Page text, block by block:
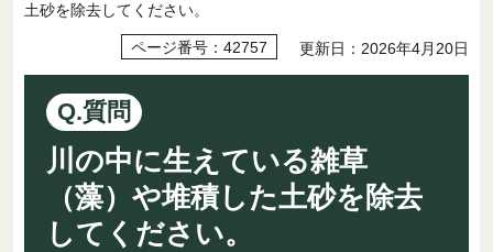
土砂を除去してください。
ページ番号：42757 更新日：2026年4月20日
Q.質問
川の中に生えている雑草
（藻）や堆積した土砂を除去
してください。